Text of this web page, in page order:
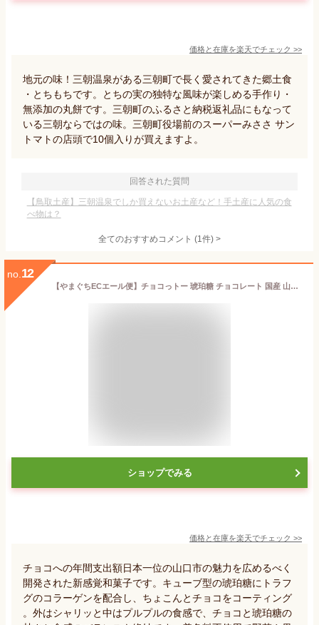
価格と在庫を楽天でチェック >>
地元の味！三朝温泉がある三朝町で長く愛されてきた郷土食
・とちもちです。とちの実の独特な風味が楽しめる手作り・
無添加の丸餅です。三朝町のふるさと納税返礼品にもなって
いる三朝ならではの味。三朝町役場前のスーパーみささ サン
トマトの店頭で10個入りが買えますよ。
回答された質問
【鳥取土産】三朝温泉でしか買えないお土産など！手土産に人気の食
べ物は？
全てのおすすめコメント (1件) >
no. 12
【やまぐちECエール便】チョコっトー 琥珀糖 チョコレート 国産 山口市 トラフグ こはく糖 ギフト プレゼント お取り寄せ お土産 無着色 着色料不使用 お茶菓子 菓子 ASMR 茶道 干菓子 お歳暮 クリスマス
ショップでみる
価格と在庫を楽天でチェック >>
チョコへの年間支出額日本一位の山口市の魅力を広めるべく
開発された新感覚和菓子です。キューブ型の琥珀糖にトラフ
グのコラーゲンを配合し、ちょこんとチョコをコーティング
。外はシャリッと中はプルプルの食感で、チョコと琥珀糖の